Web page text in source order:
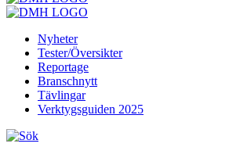
Nyheter
Tester/Översikter
Reportage
Branschnytt
Tävlingar
Verktygsguiden 2025